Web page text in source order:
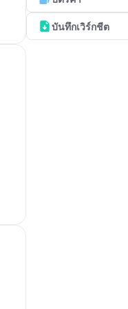
บันทึกเวิร์กชีต